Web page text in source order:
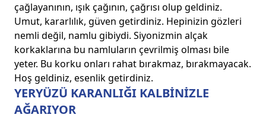
YERYÜZÜ KARANLIĞI KALBİNİZLE
AĞARIYOR
çağlayanının, ışık çağının, çağrısı olup geldiniz.
Umut, kararlılık, güven getirdiniz. Hepinizin gözleri
nemli değil, namlu gibiydi. Siyonizmin alçak
korkaklarına bu namluların çevrilmiş olması bile
yeter. Bu korku onları rahat bırakmaz, bırakmayacak.
Hoş geldiniz, esenlik getirdiniz.